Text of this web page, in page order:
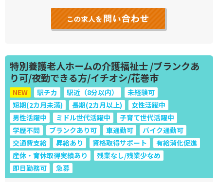
特別養護老人ホームの介護福祉士 /ブランクあ
り可/夜勤できる方/イチオシ/花巻市
NEW 駅チカ 駅近（8分以内）
未経験可
短期(2カ月未満)
長期(2カ月以上)
女性活躍中
男性活躍中
ミドル世代活躍中
子育て世代活躍中
学歴不問
ブランクあり可 車通勤可
バイク通勤可
交通費支給
昇給あり 資格取得サポート
有給消化促進
産休・育休取得実績あり
残業なし/残業少なめ
即日勤務可
急募